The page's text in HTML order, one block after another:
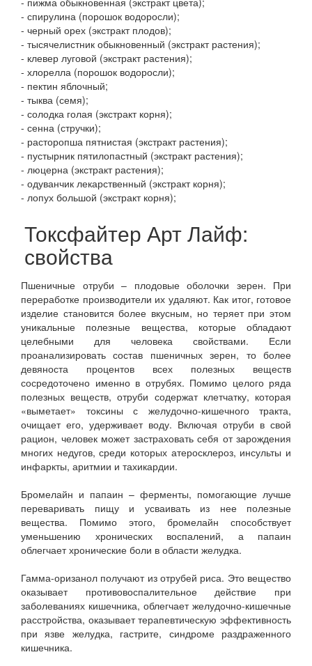
- спирулина (порошок водоросли);
- черный орех (экстракт плодов);
- тысячелистник обыкновенный (экстракт растения);
- клевер луговой (экстракт растения);
- хлорелла (порошок водоросли);
- пектин яблочный;
- тыква (семя);
- солодка голая (экстракт корня);
- сенна (стручки);
- расторопша пятнистая (экстракт растения);
- пустырник пятилопастный (экстракт растения);
- люцерна (экстракт растения);
- одуванчик лекарственный (экстракт корня);
- лопух большой (экстракт корня);
Токсфайтер Арт Лайф:
свойства
Пшеничные отруби – плодовые оболочки зерен. При
переработке производители их удаляют. Как итог, готовое
изделие становится более вкусным, но теряет при этом
уникальные полезные вещества, которые обладают
целебными для человека свойствами. Если
проанализировать состав пшеничных зерен, то более
девяноста процентов всех полезных веществ
сосредоточено именно в отрубях. Помимо целого ряда
полезных веществ, отруби содержат клетчатку, которая
«выметает» токсины с желудочно-кишечного тракта,
очищает его, удерживает воду. Включая отруби в свой
рацион, человек может застраховать себя от зарождения
многих недугов, среди которых атеросклероз, инсульты и
инфаркты, аритмии и тахикардии.
Бромелайн и папаин – ферменты, помогающие лучше
переваривать пищу и усваивать из нее полезные
вещества. Помимо этого, бромелайн способствует
уменьшению хронических воспалений, а папаин
облегчает хронические боли в области желудка.
Гамма-оризанол получают из отрубей риса. Это вещество
оказывает противовоспалительное действие при
заболеваниях кишечника, облегчает желудочно-кишечные
расстройства, оказывает терапевтическую эффективность
при язве желудка, гастрите, синдроме раздраженного
кишечника.